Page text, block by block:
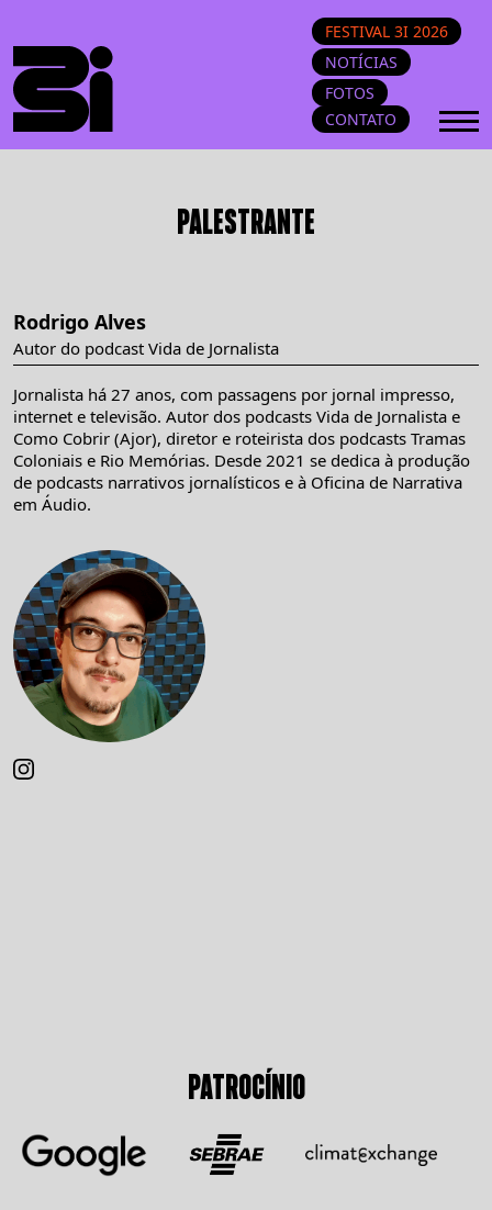
FESTIVAL 3I 2026
NOTÍCIAS
FOTOS
CONTATO
PALESTRANTE
Rodrigo Alves
Autor do podcast Vida de Jornalista
Jornalista há 27 anos, com passagens por jornal impresso,
internet e televisão. Autor dos podcasts Vida de Jornalista e
Como Cobrir (Ajor), diretor e roteirista dos podcasts Tramas
Coloniais e Rio Memórias. Desde 2021 se dedica à produção
de podcasts narrativos jornalísticos e à Oficina de Narrativa
em Áudio.
PATROCÍNIO